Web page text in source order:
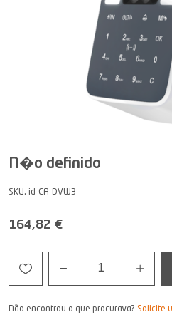
N�o definido
SKU. id-CA-DVW3
164,82 €
1
Não encontrou o que procurava? Solicite